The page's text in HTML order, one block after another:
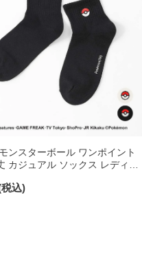
ンスターボール ワンポイント
カジュアル ソックス レディー
込)